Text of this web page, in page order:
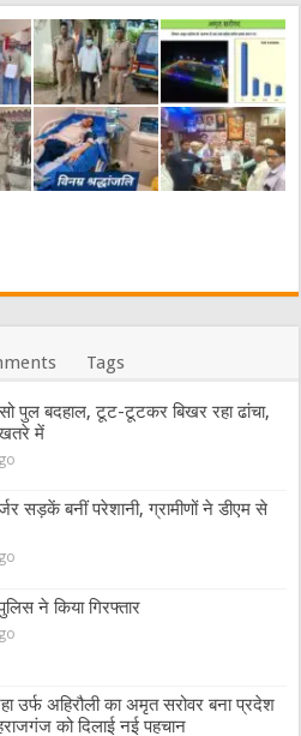
Tags
पुल बदहाल, टूट-टूटकर बिखर रहा ढांचा,
खतरे में
सड़कें बनीं परेशानी, ग्रामीणों ने डीएम से
ने किया गिरफ्तार
उर्फ अहिरौली का अमृत सरोवर बना प्रदेश
को दिलाई नई पहचान